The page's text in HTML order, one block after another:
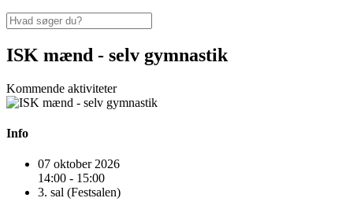
ISK mænd - selv gymnastik
Kommende aktiviteter
Info
07 oktober 2026
14:00 - 15:00
3. sal (Festsalen)